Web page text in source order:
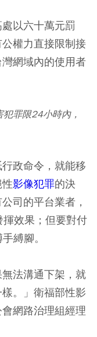
以六十萬元罰
權力直接限制接
網域內的使用者
罪限24小時內，
政命令，就能移
影像犯罪的決
司的平台業者，
揮效果；但要對付
縛腳。
無法溝通下架，就
。」衛福部性影
網路治理組經理